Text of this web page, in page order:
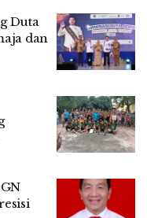
Duta
dan